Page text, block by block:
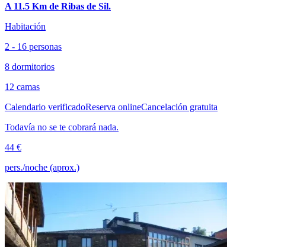
A 11.5 Km de Ribas de Sil.
Habitación
2 - 16 personas
8 dormitorios
12 camas
Calendario verificadoReserva onlineCancelación gratuita
Todavía no se te cobrará nada.
44 €
pers./noche (aprox.)